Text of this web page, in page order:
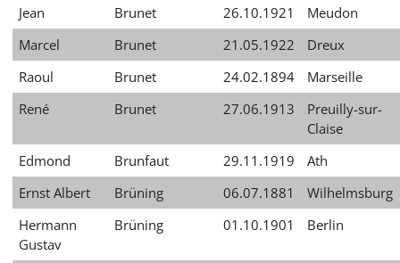
Jean
Brunet 26.10.1921
Meudon
Marcel
Brunet 21.05.1922
Dreux
Raoul
Brunet 24.02.1894
Marseille
René
Brunet 27.06.1913
Preuilly-sur-
Claise
Edmond
Brunfaut 29.11.1919
Ath
Ernst Albert
Brüning 06.07.1881
Wilhelmsburg
Hermann
Gustav
Brüning 01.10.1901 Berlin